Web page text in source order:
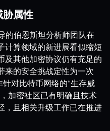
胁属性
的伯恩斯坦分析师团队在
计算领域的新进展看似缩短
及其他加密协议仍有充足的
来的安全挑战定性为一次
对比特币网络的“生存威
加密社区已有明确且技术
，且相关升级工作已在推进